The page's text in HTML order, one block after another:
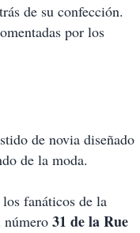
de su confección.
por los
de novia diseñado
de la moda.
fanáticos de la
número 31 de la Rue